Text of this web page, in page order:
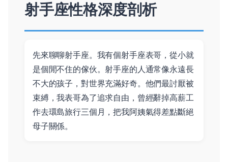
射手座性格深度剖析
先來聊聊射手座。我有個射手座表哥，從小就
是個閒不住的傢伙。射手座的人通常像永遠長
不大的孩子，對世界充滿好奇。他們最討厭被
束縛，我表哥為了追求自由，曾經辭掉高薪工
作去環島旅行三個月，把我阿姨氣得差點斷絕
母子關係。